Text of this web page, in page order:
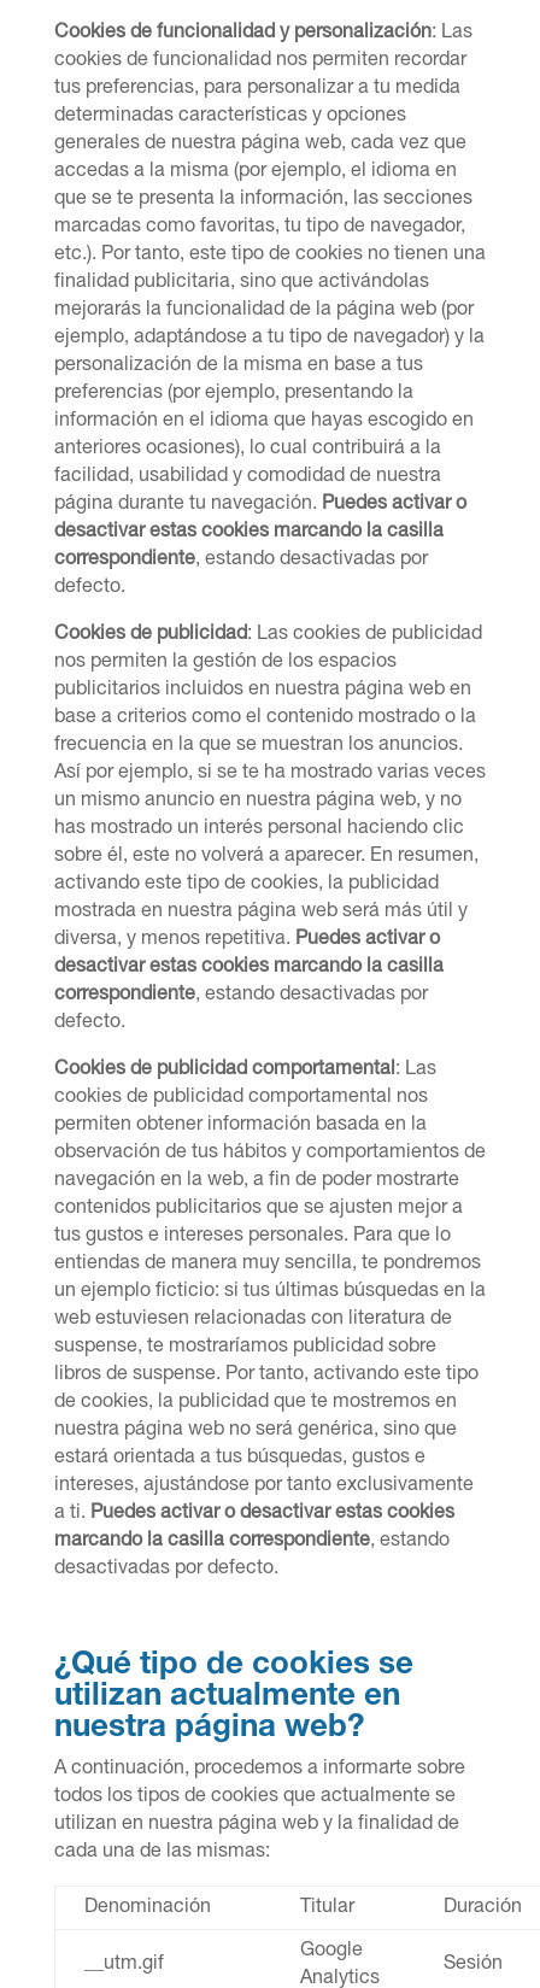
Cookies de funcionalidad y personalización: Las
cookies de funcionalidad nos permiten recordar
tus preferencias, para personalizar a tu medida
determinadas características y opciones
generales de nuestra página web, cada vez que
accedas a la misma (por ejemplo, el idioma en
que se te presenta la información, las secciones
marcadas como favoritas, tu tipo de navegador,
etc.). Por tanto, este tipo de cookies no tienen una
finalidad publicitaria, sino que activándolas
mejorarás la funcionalidad de la página web (por
ejemplo, adaptándose a tu tipo de navegador) y la
personalización de la misma en base a tus
preferencias (por ejemplo, presentando la
información en el idioma que hayas escogido en
anteriores ocasiones), lo cual contribuirá a la
facilidad, usabilidad y comodidad de nuestra
página durante tu navegación. Puedes activar o
desactivar estas cookies marcando la casilla
correspondiente, estando desactivadas por
defecto.
Cookies de publicidad: Las cookies de publicidad
nos permiten la gestión de los espacios
publicitarios incluidos en nuestra página web en
base a criterios como el contenido mostrado o la
frecuencia en la que se muestran los anuncios.
Así por ejemplo, si se te ha mostrado varias veces
un mismo anuncio en nuestra página web, y no
has mostrado un interés personal haciendo clic
sobre él, este no volverá a aparecer. En resumen,
activando este tipo de cookies, la publicidad
mostrada en nuestra página web será más útil y
diversa, y menos repetitiva. Puedes activar o
desactivar estas cookies marcando la casilla
correspondiente, estando desactivadas por
defecto.
Cookies de publicidad comportamental : Las
cookies de publicidad comportamental nos
permiten obtener información basada en la
observación de tus hábitos y comportamientos de
navegación en la web, a fin de poder mostrarte
contenidos publicitarios que se ajusten mejor a
tus gustos e intereses personales. Para que lo
entiendas de manera muy sencilla, te pondremos
un ejemplo ficticio: si tus últimas búsquedas en la
web estuviesen relacionadas con literatura de
suspense, te mostraríamos publicidad sobre
libros de suspense. Por tanto, activando este tipo
de cookies, la publicidad que te mostremos en
nuestra página web no será genérica, sino que
estará orientada a tus búsquedas, gustos e
intereses, ajustándose por tanto exclusivamente
a ti. Puedes activar o desactivar estas cookies
marcando la casilla correspondiente, estando
desactivadas por defecto.
¿Qué tipo de cookies se
utilizan actualmente en
nuestra página web?
A continuación, procedemos a informarte sobre
todos los tipos de cookies que actualmente se
utilizan en nuestra página web y la finalidad de
cada una de las mismas:
Denominación Titular Duración
__utm.gif
Google
Analytics
Sesión